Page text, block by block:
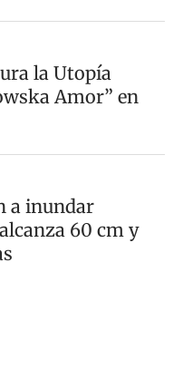
la Utopía
Amor” en
a inundar
60 cm y